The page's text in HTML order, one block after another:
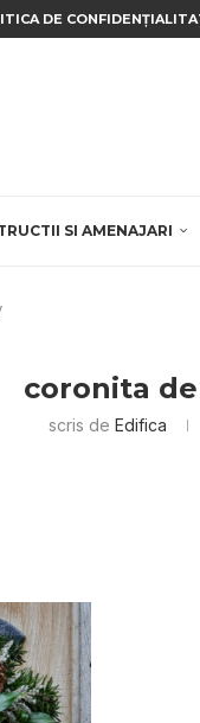
DE
SI AMENAJARI
coronita
scris de Edifica